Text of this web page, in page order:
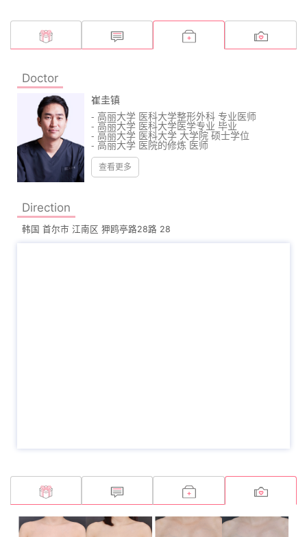
Doctor
崔圭镇
- 高丽大学 医科大学整形外科 专业医师
- 高丽大学 医科大学医学专业 毕业
- 高丽大学 医科大学 大学院 硕士学位
- 高丽大学 医院的修炼 医师
- 高丽大学医院整形外科 专攻医师
- 高丽大学 医科大学 专家医师
- 高丽大学 医科大学 外聘教授
- 前) THE 整形医院 院长
- 大韩整形外科学会 正式会员
- 大韩整形外科开院医 协议会 正式会员
查看更多
Direction
韩国 首尔市 江南区 狎鸥亭路28路 28